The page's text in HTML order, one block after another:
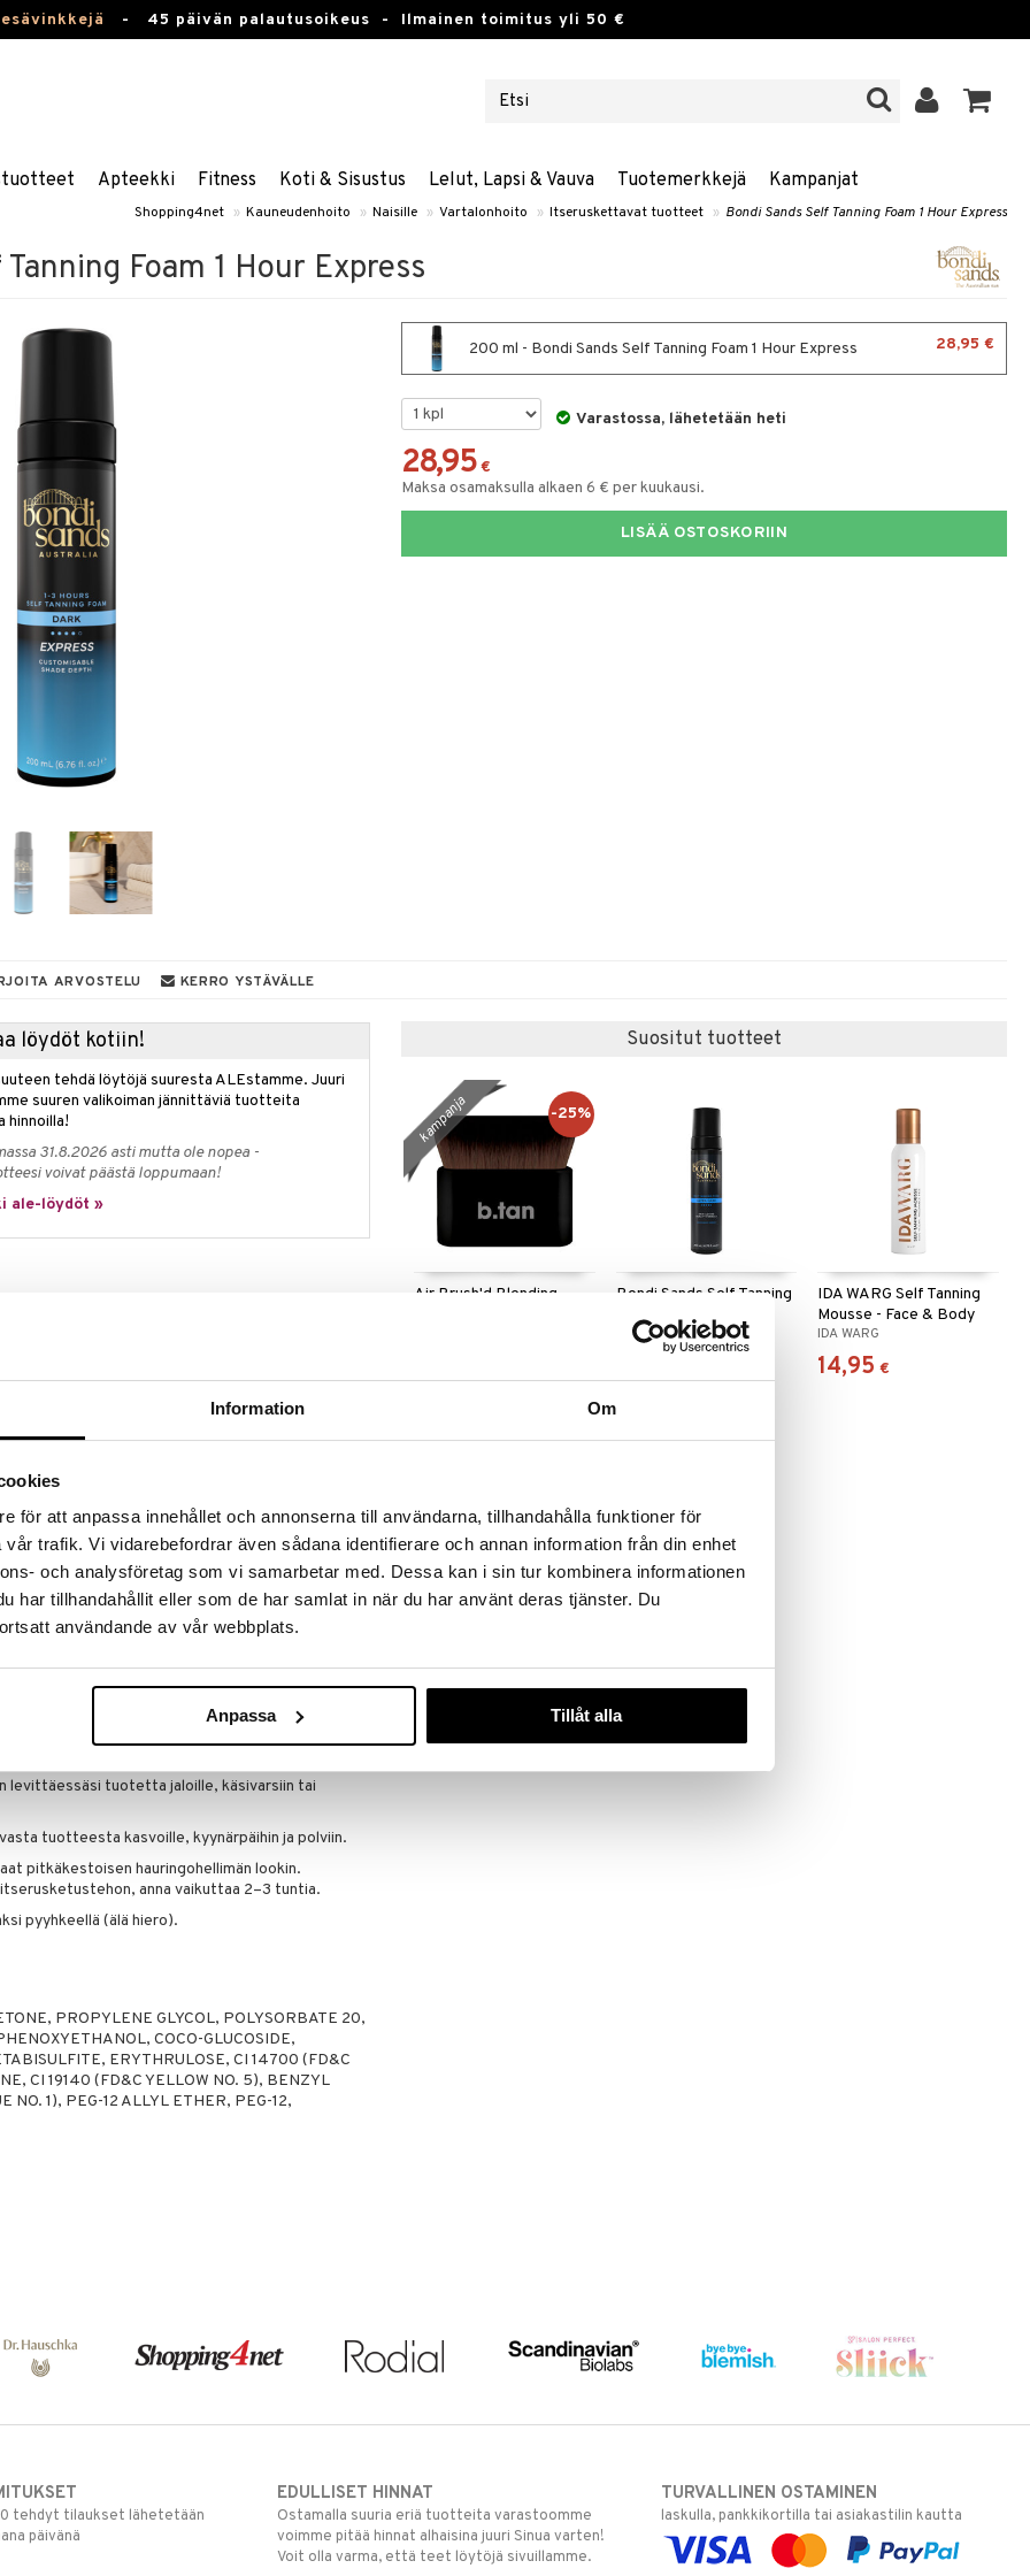
Information Om
för att anpassa innehållet och annonserna till användarna, tillhandahålla funktioner för
trafik. Vi vidarebefordrar även sådana identifierare och annan information från din enhet
och analysföretag som vi samarbetar med. Dessa kan i sin tur kombinera informationen
har tillhandahållit eller som de har samlat in när du har använt deras tjänster. Du
användande av vår webbplats.
Anpassa Tillåt alla
- 45 päivän palautusoikeus - Ilmainen toimitus yli 50 €
Apteekki Fitness Koti & Sisustus Lelut, Lapsi & Vauva Tuotemerkkejä Kampanjat
Shopping4net » Kauneudenhoito » Naisille » Vartalonhoito » Itseruskettavat tuotteet » Bondi Sands Self Tanning Foam 1 Hour Express
Foam 1 Hour Express
200 ml - Bondi Sands Self Tanning Foam 1 Hour Express 28,95 €
Varastossa, lähetetään heti
28,95 €
Maksa osamaksulla alkaen 6 € per kuukausi.
LISÄÄ OSTOSKORIIN
ARVOSTELU KERRO YSTÄVÄLLE
löydöt kotiin!
tehdä löytöjä suuresta ALEstamme. Juuri
suuren valikoiman jännittäviä tuotteita
hinnoilla!
31.8.2026 asti mutta ole nopea -
voivat päästä loppumaan!
ale-löydöt »
itseruskettava vaahto on rakenteelta kevyt ja antaa
vain 1 tunnissa jättäen ihon
vain 1 tunnissa
mikäli se saa vaikuttaa pidempään
anna vaikuttaa 2-3 tunnin ajan ennen kuin huuhdot
levitä toinen kerros 30 minuutin kuluttua ja anna
huolehdi siitä, että iho on puhdas, kuiva eikä
levittäessäsi tuotetta jaloille, käsivarsiin tai
tuotteesta kasvoille, kyynärpäihin ja polviin.
pitkäkestoisen hauringohellimän lookin.
anna vaikuttaa 2–3 tuntia.
pyyhkeellä (älä hiero).
PROPYLENE GLYCOL, POLYSORBATE 20,
COCO-GLUCOSIDE,
ERYTHRULOSE, CI 14700 (FD&C
CI 19140 (FD&C YELLOW NO. 5), BENZYL
NO. 1), PEG-12 ALLYL ETHER, PEG-12,
Suositut tuotteet
Air Brush'd Blending
kampanja -25%
Bondi Sands Self Tanning
Foam Ultra Dark
BONDI SANDS
IDA WARG Self Tanning
Mousse - Face & Body
IDA WARG
14,95 €
tehdyt tilaukset lähetetään
päivänä
EDULLISET HINNAT
Ostamalla suuria eriä tuotteita varastoomme
voimme pitää hinnat alhaisina juuri Sinua varten!
Voit olla varma, että teet löytöjä sivuillamme.
TURVALLINEN OSTAMINEN
laskulla, pankkikortilla tai asiakastilin kautta